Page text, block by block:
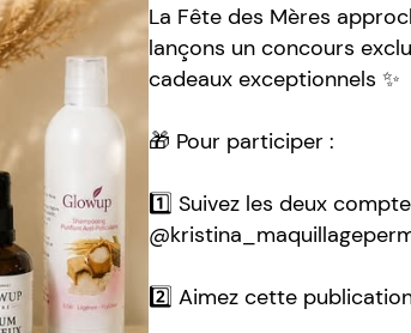
La Fête des Mères
lançons un concours
cadeaux exceptionnels ✨
🎁 Pour participer :
1️⃣ Suivez les deux
2️⃣ Aimez cette